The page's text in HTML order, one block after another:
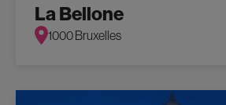
La Bellone
1000 Bruxelles